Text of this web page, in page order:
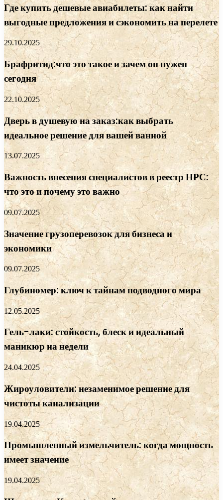
Где купить дешевые авиабилеты: как найти
выгодные предложения и сэкономить на перелете
29.10.2025
Брафритид:что это такое и зачем он нужен
сегодня
22.10.2025
Дверь в душевую на заказ:как выбрать
идеальное решение для вашей ванной
13.07.2025
Важность внесения специалистов в реестр НРС:
что это и почему это важно
09.07.2025
Значение грузоперевозок для бизнеса и
экономики
09.07.2025
Глубиномер: ключ к тайнам подводного мира
12.05.2025
Гель-лаки: стойкость, блеск и идеальный
маникюр на недели
24.04.2025
Жироуловители: незаменимое решение для
чистоты канализации
19.04.2025
Промышленный измельчитель: когда мощность
имеет значение
19.04.2025